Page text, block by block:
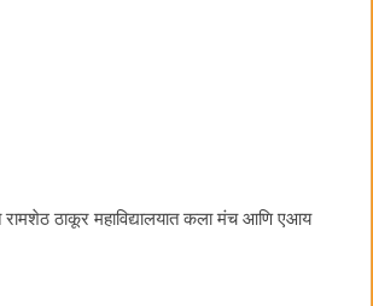
ठाकूर महाविद्यालयात कला मंच आणि एआय